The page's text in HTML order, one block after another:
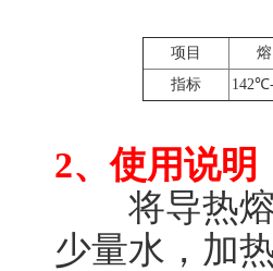
项目
指标
2、使用说明
将导热熔
少量水，加